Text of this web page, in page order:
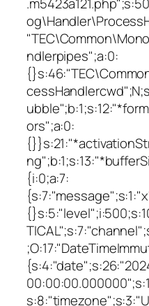
ndlerpipes";a:0:
ors";a:0:
{i:0;a:7: